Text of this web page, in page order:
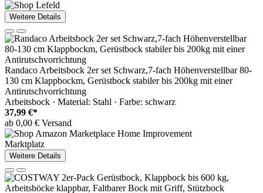
Weitere Details
Randaco Arbeitsbock 2er set Schwarz,7-fach Höhenverstellbar 80-
130 cm Klappbockm, Gerüstbock stabiler bis 200kg mit einer
Antirutschvorrichtung
Arbeitsbock · Material: Stahl · Farbe: schwarz
37,99 €*
ab 0,00 € Versand
Marktplatz
Weitere Details